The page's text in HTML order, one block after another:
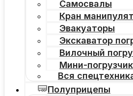
Самосвалы
Кран
Эвакуаторы
Экскаватор
Вилочный
Мини-погрузчик
Вся
Полуприцепы